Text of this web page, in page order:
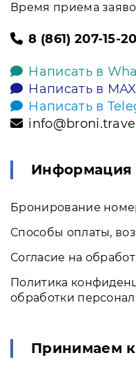
Время приема
8 (861) 207-15-20
Написать в
Написать в MAX
Написать в
info@broni.travel
Информация
Бронирование
Способы оплаты,
Согласие на
Политика
обработки
Принимаем к